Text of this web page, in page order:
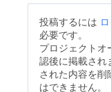
葉植物
カー。 こ
が生まれ
増した部
的新しい
に..... 続
投稿するには
必要です。
プロジェクトオ
認後に掲載され
された内容を削
はできません。